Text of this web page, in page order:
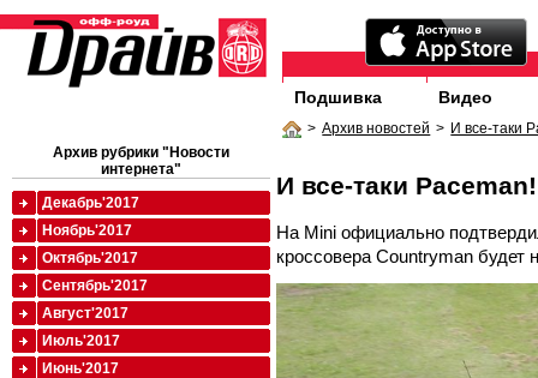
Подшивка Видео
> Архив новостей > И все-таки
И все-таки Paceman!
На Mini официально
кроссовера Countryman будет
Архив рубрики "Новости
интернета"
Декабрь'2017
Ноябрь'2017
Октябрь'2017
Сентябрь'2017
Август'2017
Июль'2017
Июнь'2017